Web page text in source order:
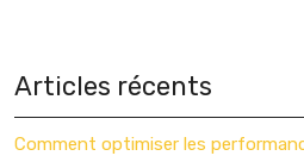
Articles récents
Comment optimiser les